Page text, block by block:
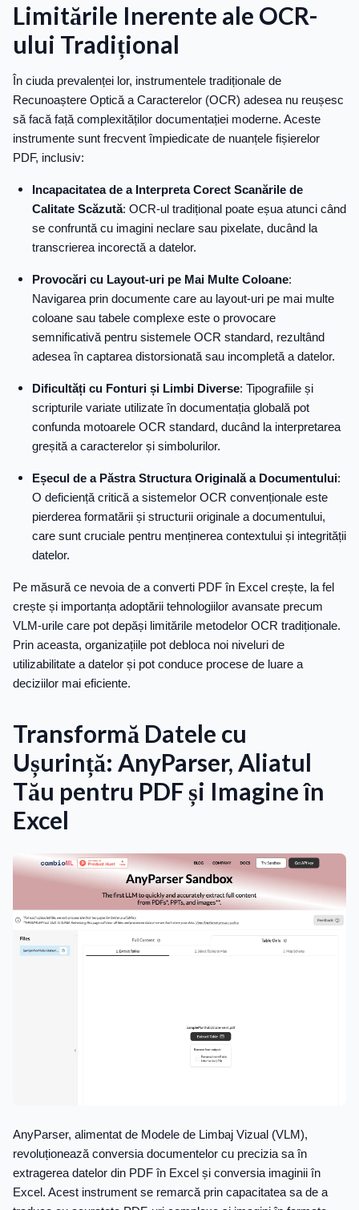
Limitările Inerente ale OCR-
ului Tradițional
În ciuda prevalenței lor, instrumentele tradiționale de
Recunoaștere Optică a Caracterelor (OCR) adesea nu reușesc
să facă față complexităților documentației moderne. Aceste
instrumente sunt frecvent împiedicate de nuanțele fișierelor
PDF, inclusiv:
Incapacitatea de a Interpreta Corect Scanările de
Calitate Scăzută: OCR-ul tradițional poate eșua atunci când
se confruntă cu imagini neclare sau pixelate, ducând la
transcrierea incorectă a datelor.
Provocări cu Layout-uri pe Mai Multe Coloane:
Navigarea prin documente care au layout-uri pe mai multe
coloane sau tabele complexe este o provocare
semnificativă pentru sistemele OCR standard, rezultând
adesea în captarea distorsionată sau incompletă a datelor.
Dificultăți cu Fonturi și Limbi Diverse: Tipografiile și
scripturile variate utilizate în documentația globală pot
confunda motoarele OCR standard, ducând la interpretarea
greșită a caracterelor și simbolurilor.
Eșecul de a Păstra Structura Originală a Documentului:
O deficiență critică a sistemelor OCR convenționale este
pierderea formatării și structurii originale a documentului,
care sunt cruciale pentru menținerea contextului și integrității
datelor.
Pe măsură ce nevoia de a converti PDF în Excel crește, la fel
crește și importanța adoptării tehnologiilor avansate precum
VLM-urile care pot depăși limitările metodelor OCR tradiționale.
Prin aceasta, organizațiile pot debloca noi niveluri de
utilizabilitate a datelor și pot conduce procese de luare a
deciziilor mai eficiente.
Transformă Datele cu
Ușurință: AnyParser, Aliatul
Tău pentru PDF și Imagine în
Excel
AnyParser, alimentat de Modele de Limbaj Vizual (VLM),
revoluționează conversia documentelor cu precizia sa în
extragerea datelor din PDF în Excel și conversia imaginii în
Excel. Acest instrument se remarcă prin capacitatea sa de a